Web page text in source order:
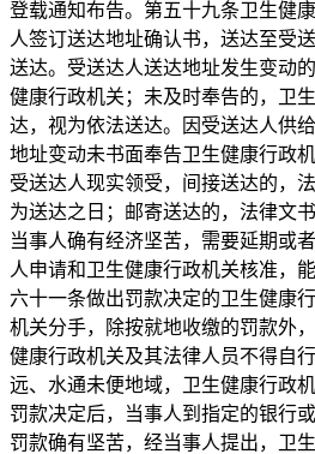
登载通知布告。第五十九条卫生健
人签订送达地址确认书，送达至受
送达。受送达人送达地址发生变动
健康行政机关；未及时奉告的，卫
达，视为依法送达。因受送达人供
地址变动未书面奉告卫生健康行政
受送达人现实领受，间接送达的，
为送达之日；邮寄送达的，法律文
当事人确有经济坚苦，需要延期或
人申请和卫生健康行政机关核准，
六十一条做出罚款决定的卫生健康
机关分手，除按就地收缴的罚款外
健康行政机关及其法律人员不得自
远、水通未便地域，卫生健康行政
罚款决定后，当事人到指定的银行
罚款确有坚苦，经当事人提出，卫